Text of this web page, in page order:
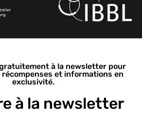
à la newsletter pour
et informations en
exclusivité.
à la newsletter